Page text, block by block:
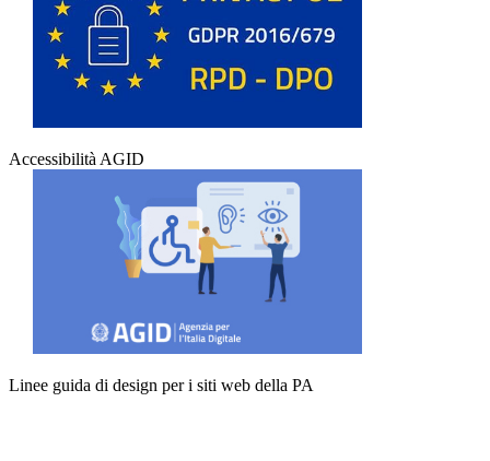
Accessibilità AGID
Linee guida di design per i siti web della PA